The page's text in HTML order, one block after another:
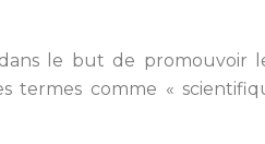
le but de promouvoir
termes comme «